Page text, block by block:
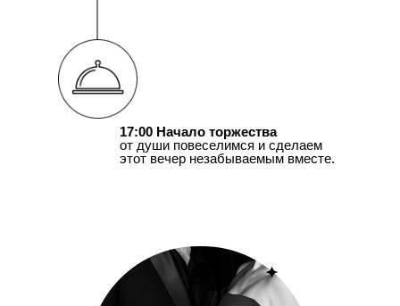
17:00 Начало торжества
от души повеселимся и сделаем
этот вечер незабываемым вместе.